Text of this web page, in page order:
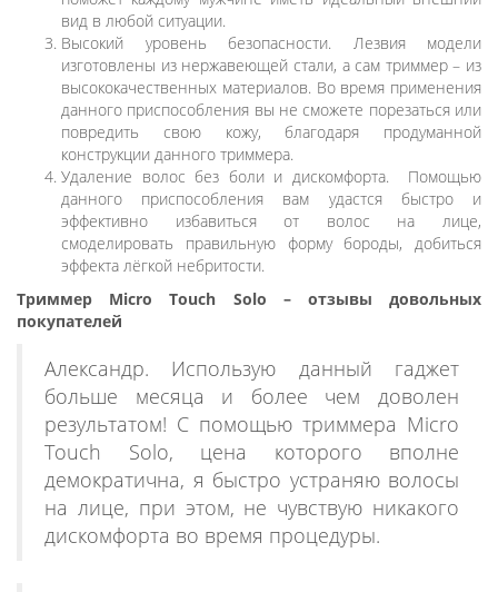
вид в любой ситуации.
Высокий уровень безопасности. Лезвия модели
изготовлены из нержавеющей стали, а сам триммер – из
высококачественных материалов. Во время применения
данного приспособления вы не сможете порезаться или
повредить свою кожу, благодаря продуманной
конструкции данного триммера.
Удаление волос без боли и дискомфорта. Помощью
данного приспособления вам удастся быстро и
эффективно избавиться от волос на лице,
смоделировать правильную форму бороды, добиться
эффекта лёгкой небритости.
Триммер Micro Touch Solo – отзывы довольных
покупателей
Александр. Использую данный гаджет
больше месяца и более чем доволен
результатом! С помощью триммера Micro
Touch Solo, цена которого вполне
демократична, я быстро устраняю волосы
на лице, при этом, не чувствую никакого
дискомфорта во время процедуры.